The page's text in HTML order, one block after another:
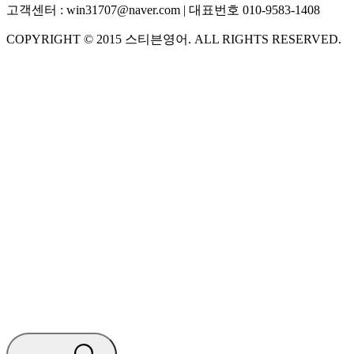
고객센터 : win31707@naver.com | 대표번호 010-9583-1408
COPYRIGHT © 2015 스티븐영어 . ALL RIGHTS RESERVED.